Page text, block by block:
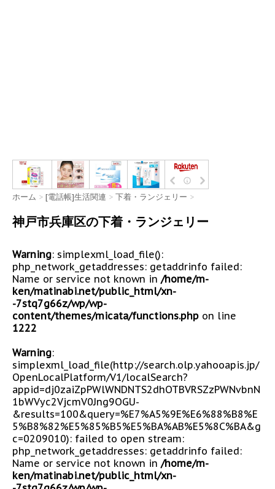
ホーム > [電話帳]生活関連 > 下着・ランジェリー >
神戸市兵庫区の下着・ランジェリー
Warning: simplexml_load_file():
php_network_getaddresses: getaddrinfo failed:
Name or service not known in /home/m-
ken/matinabi.net/public_html/xn-
-7stq7g66z/wp/wp-
content/themes/micata/functions.php on line
1222
Warning:
simplexml_load_file(http://search.olp.yahooapis.jp/
OpenLocalPlatform/V1/localSearch?
appid=dj0zaiZpPWlWNDNTS2dhOTBVRSZzPWNvbnN
1bWVyc2VjcmV0Jng9OGU-
&results=100&query=%E7%A5%9E%E6%88%B8%E
5%B8%82%E5%85%B5%E5%BA%AB%E5%8C%BA&g
c=0209010): failed to open stream:
php_network_getaddresses: getaddrinfo failed:
Name or service not known in /home/m-
ken/matinabi.net/public_html/xn-